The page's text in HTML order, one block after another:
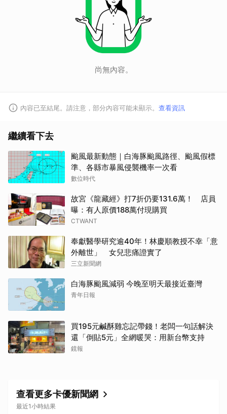
尚無內容。
內容已至結尾。請注意，部分內容可能未顯示。 查看資訊
繼續看下去
颱風最新動態｜白海豚颱風路徑、颱風假標
準、各縣市暴風侵襲機率一次看
數位時代
故宮《龍藏經》打7折仍要131.6萬！ 店員
曝：有人原價188萬付現購買
CTWANT
奉獻醫學研究逾40年！林慶順教授不幸「意
外離世」 女兒悲痛證實了
三立新聞網
白海豚颱風減弱 今晚至明天最接近臺灣
青年日報
買195元鹹酥雞忘記帶錢！老闆一句話解決
還「倒貼5元」全網暖哭：用新台幣支持
鏡報
查看更多卡優新聞網
最近1小時結果